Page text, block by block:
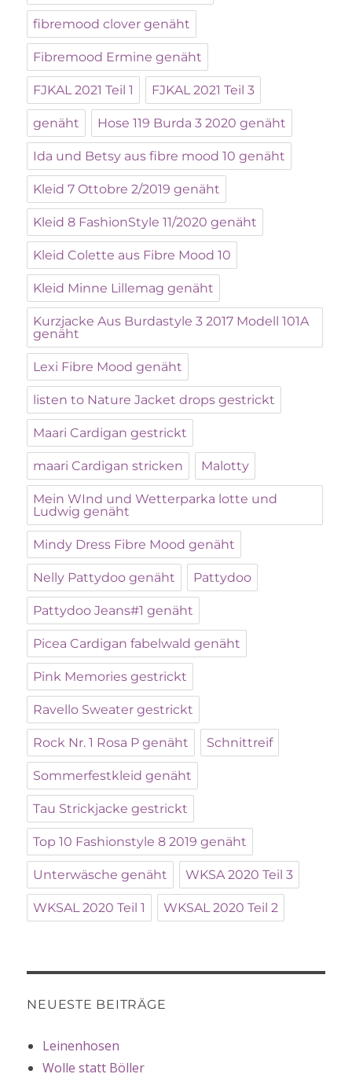
fibremood clover genäht
Fibremood Ermine genäht
FJKAL 2021 Teil 1 FJKAL 2021 Teil 3
genäht Hose 119 Burda 3 2020 genäht
Ida und Betsy aus fibre mood 10 genäht
Kleid 7 Ottobre 2/2019 genäht
Kleid 8 FashionStyle 11/2020 genäht
Kleid Colette aus Fibre Mood 10
Kleid Minne Lillemag genäht
Kurzjacke Aus Burdastyle 3 2017 Modell 101A
genäht
Lexi Fibre Mood genäht
listen to Nature Jacket drops gestrickt
Maari Cardigan gestrickt
maari Cardigan stricken Malotty
Mein WInd und Wetterparka lotte und
Ludwig genäht
Mindy Dress Fibre Mood genäht
Nelly Pattydoo genäht Pattydoo
Pattydoo Jeans#1 genäht
Picea Cardigan fabelwald genäht
Pink Memories gestrickt
Ravello Sweater gestrickt
Rock Nr. 1 Rosa P genäht Schnittreif
Sommerfestkleid genäht
Tau Strickjacke gestrickt
Top 10 Fashionstyle 8 2019 genäht
Unterwäsche genäht WKSA 2020 Teil 3
WKSAL 2020 Teil 1 WKSAL 2020 Teil 2
NEUESTE BEITRÄGE
Leinenhosen
Wolle statt Böller